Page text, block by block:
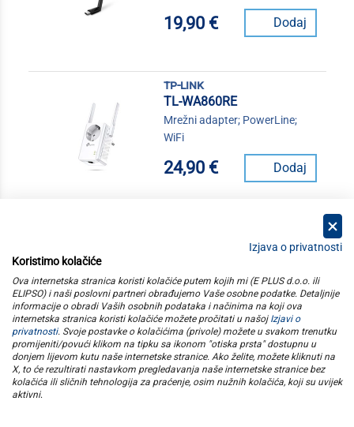
19,90 € Dodaj
tp-link
TL-WA860RE
Mrežni adapter; PowerLine;
WiFi
24,90 € Dodaj
kategorije
elipso
informacije
pratite nas
Izjava o privatnosti
Koristimo kolačiće
Ova internetska stranica koristi kolačiće putem kojih mi (E PLUS d.o.o. ili
ELIPSO) i naši poslovni partneri obrađujemo Vaše osobne podatke. Detaljnije
informacije o obradi Vaših osobnih podataka i načinima na koji ova
internetska stranica koristi kolačiće možete pročitati u našoj Izjavi o
privatnosti. Svoje postavke o kolačićima (privole) možete u svakom trenutku
promijeniti/povući klikom na tipku sa ikonom "otiska prsta" dostupnu u
donjem lijevom kutu naše internetske stranice. Ako želite, možete kliknuti na
X, to će rezultirati nastavkom pregledavanja naše internetske stranice bez
kolačića ili sličnih tehnologija za praćenje, osim nužnih kolačića, koji su uvijek
aktivni.